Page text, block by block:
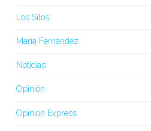
Los Silos
María Fernández
Noticias
Opinión
Opinión Express